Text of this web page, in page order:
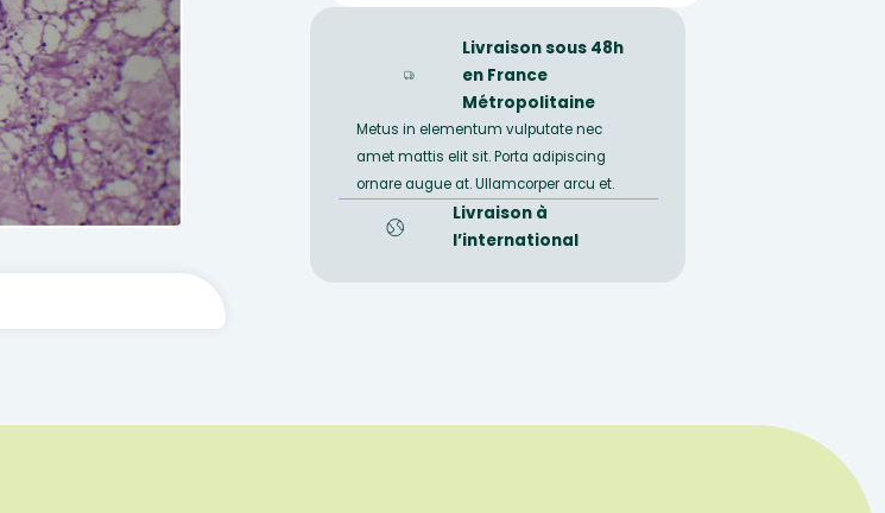
inflammatoire
Livraison sous 48h
en France
Métropolitaine
Metus in elementum vulputate nec
amet mattis elit sit. Porta adipiscing
ornare augue at. Ullamcorper arcu et.
Livraison à
l’international